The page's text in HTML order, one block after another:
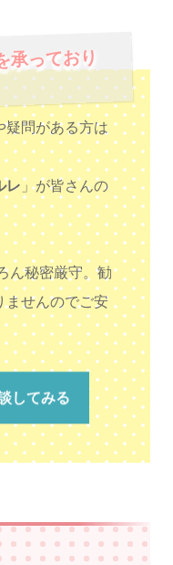
承っており
疑問がある方は
レ 」が皆さんの
ん秘密厳守。勧
ませんのでご安
してみる